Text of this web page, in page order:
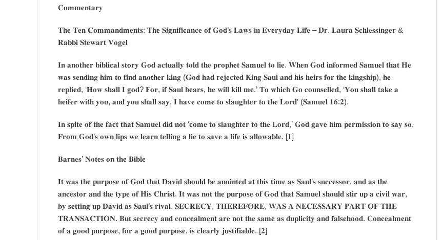
𝐂𝐨𝐦𝐦𝐞𝐧𝐭𝐚𝐫𝐲
𝐓𝐡𝐞 𝐓𝐞𝐧 𝐂𝐨𝐦𝐦𝐚𝐧𝐝𝐦𝐞𝐧𝐭𝐬: 𝐓𝐡𝐞 𝐒𝐢𝐠𝐧𝐢𝐟𝐢𝐜𝐚𝐧𝐜𝐞 𝐨𝐟 𝐆𝐨𝐝’𝐬 𝐋𝐚𝐰𝐬 𝐢𝐧 𝐄𝐯𝐞𝐫𝐲𝐝𝐚𝐲 𝐋𝐢𝐟𝐞 – 𝐃𝐫. 𝐋𝐚𝐮𝐫𝐚 𝐒𝐜𝐡𝐥𝐞𝐬𝐬𝐢𝐧𝐠𝐞𝐫 &
𝐑𝐚𝐛𝐛𝐢 𝐒𝐭𝐞𝐰𝐚𝐫𝐭 𝐕𝐨𝐠𝐞𝐥
𝐈𝐧 𝐚𝐧𝐨𝐭𝐡𝐞𝐫 𝐛𝐢𝐛𝐥𝐢𝐜𝐚𝐥 𝐬𝐭𝐨𝐫𝐲 𝐆𝐨𝐝 𝐚𝐜𝐭𝐮𝐚𝐥𝐥𝐲 𝐭𝐨𝐥𝐝 𝐭𝐡𝐞 𝐩𝐫𝐨𝐩𝐡𝐞𝐭 𝐒𝐚𝐦𝐮𝐞𝐥 𝐭𝐨 𝐥𝐢𝐞. 𝐖𝐡𝐞𝐧 𝐆𝐨𝐝 𝐢𝐧𝐟𝐨𝐫𝐦𝐞𝐝 𝐒𝐚𝐦𝐮𝐞𝐥 𝐭𝐡𝐚𝐭 𝐇𝐞
𝐰𝐚𝐬 𝐬𝐞𝐧𝐝𝐢𝐧𝐠 𝐡𝐢𝐦 𝐭𝐨 𝐟𝐢𝐧𝐝 𝐚𝐧𝐨𝐭𝐡𝐞𝐫 𝐤𝐢𝐧𝐠 (𝐆𝐨𝐝 𝐡𝐚𝐝 𝐫𝐞𝐣𝐞𝐜𝐭𝐞𝐝 𝐊𝐢𝐧𝐠 𝐒𝐚𝐮𝐥 𝐚𝐧𝐝 𝐡𝐢𝐬 𝐡𝐞𝐢𝐫𝐬 𝐟𝐨𝐫 𝐭𝐡𝐞 𝐤𝐢𝐧𝐠𝐬𝐡𝐢𝐩), 𝐡𝐞
𝐫𝐞𝐩𝐥𝐢𝐞𝐝, ‘𝐇𝐨𝐰 𝐬𝐡𝐚𝐥𝐥 𝐈 𝐠𝐨𝐝? 𝐅𝐨𝐫, 𝐢𝐟 𝐒𝐚𝐮𝐥 𝐡𝐞𝐚𝐫𝐬, 𝐡𝐞 𝐰𝐢𝐥𝐥 𝐤𝐢𝐥𝐥 𝐦𝐞.’ 𝐓𝐨 𝐰𝐡𝐢𝐜𝐡 𝐆𝐨 𝐜𝐨𝐮𝐧𝐬𝐞𝐥𝐥𝐞𝐝, ‘𝐘𝐨𝐮 𝐬𝐡𝐚𝐥𝐥 𝐭𝐚𝐤𝐞 𝐚
𝐡𝐞𝐢𝐟𝐞𝐫 𝐰𝐢𝐭𝐡 𝐲𝐨𝐮, 𝐚𝐧𝐝 𝐲𝐨𝐮 𝐬𝐡𝐚𝐥𝐥 𝐬𝐚𝐲, 𝐈 𝐡𝐚𝐯𝐞 𝐜𝐨𝐦𝐞 𝐭𝐨 𝐬𝐥𝐚𝐮𝐠𝐡𝐭𝐞𝐫 𝐭𝐨 𝐭𝐡𝐞 𝐋𝐨𝐫𝐝’ (𝐒𝐚𝐦𝐮𝐞𝐥 𝟏𝟔:𝟐).
𝐈𝐧 𝐬𝐩𝐢𝐭𝐞 𝐨𝐟 𝐭𝐡𝐞 𝐟𝐚𝐜𝐭 𝐭𝐡𝐚𝐭 𝐒𝐚𝐦𝐮𝐞𝐥 𝐝𝐢𝐝 𝐧𝐨𝐭 ‘𝐜𝐨𝐦𝐞 𝐭𝐨 𝐬𝐥𝐚𝐮𝐠𝐡𝐭𝐞𝐫 𝐭𝐨 𝐭𝐡𝐞 𝐋𝐨𝐫𝐝,’ 𝐆𝐨𝐝 𝐠𝐚𝐯𝐞 𝐡𝐢𝐦 𝐩𝐞𝐫𝐦𝐢𝐬𝐬𝐢𝐨𝐧 𝐭𝐨 𝐬𝐚𝐲 𝐬𝐨.
𝐅𝐫𝐨𝐦 𝐆𝐨𝐝’𝐬 𝐨𝐰𝐧 𝐥𝐢𝐩𝐬 𝐰𝐞 𝐥𝐞𝐚𝐫𝐧 𝐭𝐞𝐥𝐥𝐢𝐧𝐠 𝐚 𝐥𝐢𝐞 𝐭𝐨 𝐬𝐚𝐯𝐞 𝐚 𝐥𝐢𝐟𝐞 𝐢𝐬 𝐚𝐥𝐥𝐨𝐰𝐚𝐛𝐥𝐞. [𝟏]
𝐁𝐚𝐫𝐧𝐞𝐬’ 𝐍𝐨𝐭𝐞𝐬 𝐨𝐧 𝐭𝐡𝐞 𝐁𝐢𝐛𝐥𝐞
𝐈𝐭 𝐰𝐚𝐬 𝐭𝐡𝐞 𝐩𝐮𝐫𝐩𝐨𝐬𝐞 𝐨𝐟 𝐆𝐨𝐝 𝐭𝐡𝐚𝐭 𝐃𝐚𝐯𝐢𝐝 𝐬𝐡𝐨𝐮𝐥𝐝 𝐛𝐞 𝐚𝐧𝐨𝐢𝐧𝐭𝐞𝐝 𝐚𝐭 𝐭𝐡𝐢𝐬 𝐭𝐢𝐦𝐞 𝐚𝐬 𝐒𝐚𝐮𝐥’𝐬 𝐬𝐮𝐜𝐜𝐞𝐬𝐬𝐨𝐫, 𝐚𝐧𝐝 𝐚𝐬 𝐭𝐡𝐞
𝐚𝐧𝐜𝐞𝐬𝐭𝐨𝐫 𝐚𝐧𝐝 𝐭𝐡𝐞 𝐭𝐲𝐩𝐞 𝐨𝐟 𝐇𝐢𝐬 𝐂𝐡𝐫𝐢𝐬𝐭. 𝐈𝐭 𝐰𝐚𝐬 𝐧𝐨𝐭 𝐭𝐡𝐞 𝐩𝐮𝐫𝐩𝐨𝐬𝐞 𝐨𝐟 𝐆𝐨𝐝 𝐭𝐡𝐚𝐭 𝐒𝐚𝐦𝐮𝐞𝐥 𝐬𝐡𝐨𝐮𝐥𝐝 𝐬𝐭𝐢𝐫 𝐮𝐩 𝐚 𝐜𝐢𝐯𝐢𝐥 𝐰𝐚𝐫,
𝐛𝐲 𝐬𝐞𝐭𝐭𝐢𝐧𝐠 𝐮𝐩 𝐃𝐚𝐯𝐢𝐝 𝐚𝐬 𝐒𝐚𝐮𝐥’𝐬 𝐫𝐢𝐯𝐚𝐥. 𝐒𝐄𝐂𝐑𝐄𝐂𝐘, 𝐓𝐇𝐄𝐑𝐄𝐅𝐎𝐑𝐄, 𝐖𝐀𝐒 𝐀 𝐍𝐄𝐂𝐄𝐒𝐒𝐀𝐑𝐘 𝐏𝐀𝐑𝐓 𝐎𝐅 𝐓𝐇𝐄
𝐓𝐑𝐀𝐍𝐒𝐀𝐂𝐓𝐈𝐎𝐍. 𝐁𝐮𝐭 𝐬𝐞𝐜𝐫𝐞𝐜𝐲 𝐚𝐧𝐝 𝐜𝐨𝐧𝐜𝐞𝐚𝐥𝐦𝐞𝐧𝐭 𝐚𝐫𝐞 𝐧𝐨𝐭 𝐭𝐡𝐞 𝐬𝐚𝐦𝐞 𝐚𝐬 𝐝𝐮𝐩𝐥𝐢𝐜𝐢𝐭𝐲 𝐚𝐧𝐝 𝐟𝐚𝐥𝐬𝐞𝐡𝐨𝐨𝐝. 𝐂𝐨𝐧𝐜𝐞𝐚𝐥𝐦𝐞𝐧𝐭
𝐨𝐟 𝐚 𝐠𝐨𝐨𝐝 𝐩𝐮𝐫𝐩𝐨𝐬𝐞, 𝐟𝐨𝐫 𝐚 𝐠𝐨𝐨𝐝 𝐩𝐮𝐫𝐩𝐨𝐬𝐞, 𝐢𝐬 𝐜𝐥𝐞𝐚𝐫𝐥𝐲 𝐣𝐮𝐬𝐭𝐢𝐟𝐢𝐚𝐛𝐥𝐞. [𝟐]